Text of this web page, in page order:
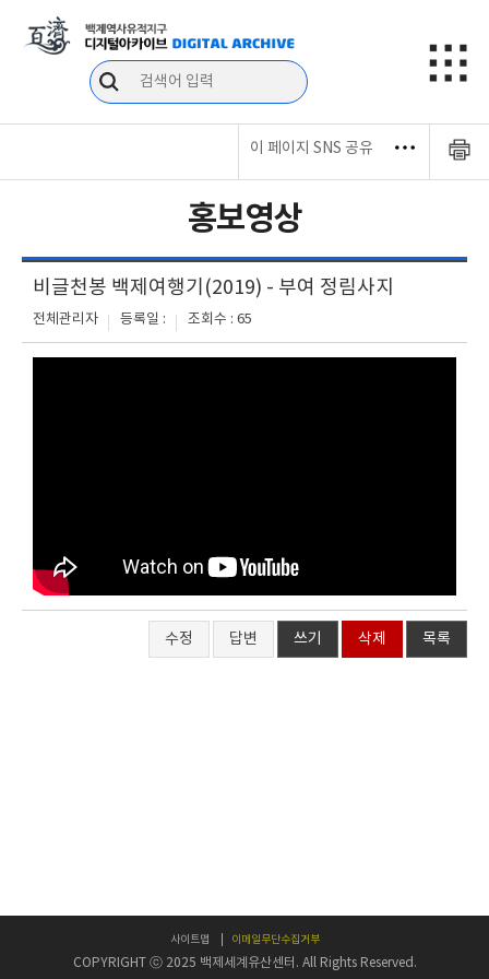
이 페이지 SNS 공유
홍보영상
비글천봉 백제여행기(2019) - 부여 정림사지
전체관리자 등록일 : 조회수 : 65
수정 답변 쓰기 삭제 목록
사이트맵 이메일무단수집거부
COPYRIGHT ⓒ 2025 백제세계유산센터. All Rights Reserved.